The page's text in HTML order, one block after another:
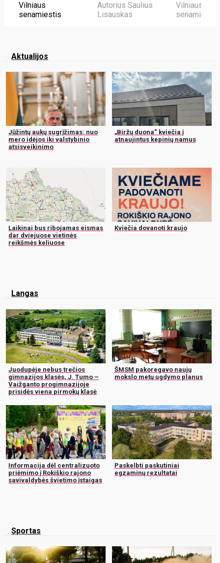
Vilniaus
senamiestis
Autorius Saulius
Lisauskas
Vilniaus
senamiestis
Aktualijos
Jūžintų aukų sugrįžimas: nuo
mero idėjos iki valstybinio
atsisveikinimo
„Biržų duona“ kviečia į
atnaujintus kepinių namus
Laikinai bus ribojamas eismas
dar dviejuose vietinės
reikšmės keliuose
Kviečia dovanoti kraujo
Langas
Juodupėje nebus trečios
gimnazijos klasės, J. Tumo –
Vaižganto progimnazijoje
prisidės viena pirmokų klasė
ŠMSM pakoregavo naujų
mokslo metų ugdymo planus
Informacija dėl centralizuoto
priėmimo į Rokiškio rajono
savivaldybės švietimo įstaigas
Paskelbti paskutiniai
egzaminų rezultatai
Sportas